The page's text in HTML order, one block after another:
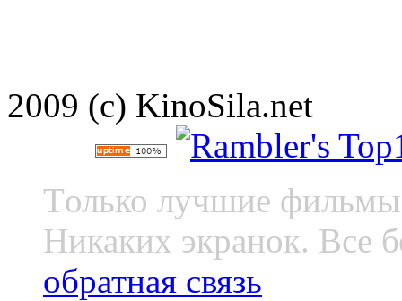
2009 (c) KinoSila.net
Tолько лучшие фильмы
Никаких экранок. Все
обратная связь